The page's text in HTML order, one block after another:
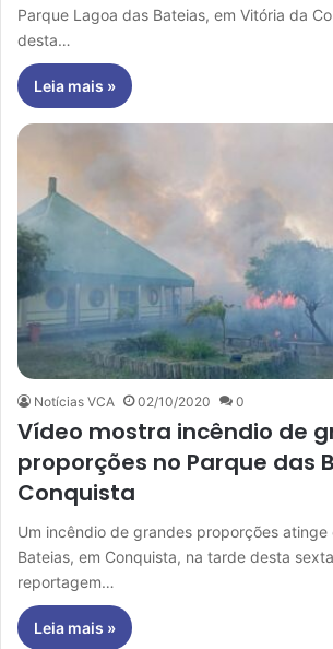
Parque Lagoa das Bateias, em Vitória da
desta…
Leia mais »
Notícias VCA 02/10/2020 0
Vídeo mostra incêndio de
proporções no Parque das
Conquista
Um incêndio de grandes proporções atinge
Bateias, em Conquista, na tarde desta
reportagem…
Leia mais »